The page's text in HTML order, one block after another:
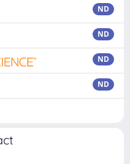
ND
ND
ND
ND